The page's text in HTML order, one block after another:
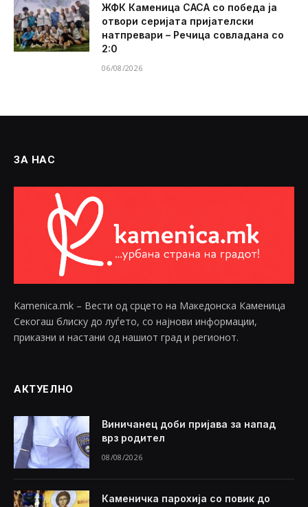
ЖФК Каменица САСА со победа ја
отвори серијата пријателски
натпревари – Речица совладана со
2:0
06/08/2026
ЗА НАС
Kamenica.mk – Вести од срцето на Македонска Каменица
Секогаш блиску до луѓето, со најнови информации,
приказни и настани од нашиот град и регионот.
АКТУЕЛНО
Виничанец доби пријава за напад
врз родител
08/08/2026
Каменичка парохија со повик до